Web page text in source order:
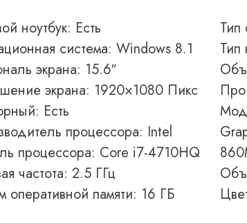
ноутбук: Есть
система: Windows 8.1
экрана: 15.6″
экрана: 1920×1080 Пикс
Есть
процессора: Intel
процессора: Core i7-4710HQ
частота: 2.5 ГГц
оперативной памяти: 16 ГБ
Тип
Тип